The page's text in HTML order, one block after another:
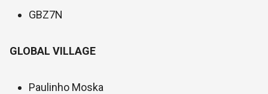
GBZ7N
GLOBAL VILLAGE
Paulinho Moska